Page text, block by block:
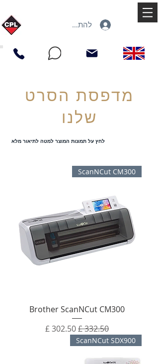
להתחברות
מדפסת הסרט
שלנו
לחץ על תמונות המוצר למטה לתיאור מלא
ScanNCut CM300
Brother ScanNCut CM300
מחיר רגילמחיר מבצע
ScanNCut SDX900